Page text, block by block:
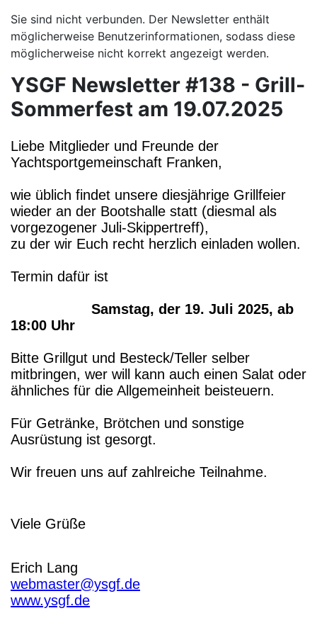
Sie sind nicht verbunden. Der Newsletter enthält
möglicherweise Benutzerinformationen, sodass diese
möglicherweise nicht korrekt angezeigt werden.
YSGF Newsletter #138 - Grill-
Sommerfest am 19.07.2025